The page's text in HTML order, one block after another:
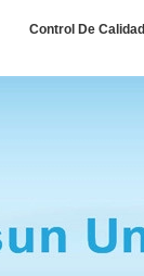
Control De Calidad